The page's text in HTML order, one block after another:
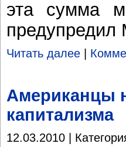
эта сумма
Читать далее
Американцы
капитализма
12.03.2010 |